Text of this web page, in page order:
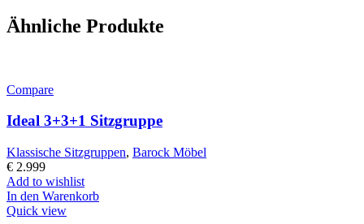
Ähnliche Produkte
Compare
Ideal 3+3+1 Sitzgruppe
Klassische Sitzgruppen, Barock Möbel
€ 2.999
Add to wishlist
In den Warenkorb
Quick view